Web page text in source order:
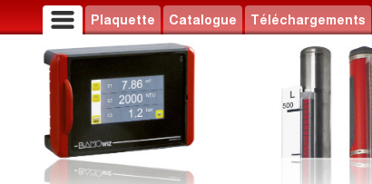
Plaquette Catalogue Téléchargements